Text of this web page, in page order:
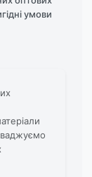
умови